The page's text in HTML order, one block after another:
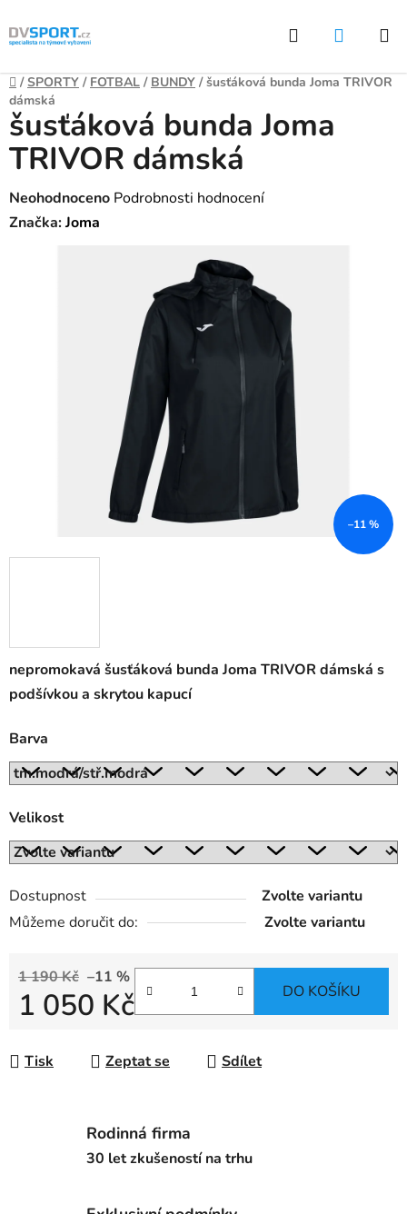
Přejít
na
Hledat
Domů
/ SPORTY / FOTBAL / BUNDY / šusťáková bunda Joma TRIVOR
dámská
nepromokavá šusťáková bunda Joma TRIVOR dámská s
podšívkou a skrytou kapucí
Barva
Velikost
Dostupnost
Zvolte variantu
Můžeme doručit do:
Zvolte variantu
1 190 Kč –11 %
1 050 Kč DO KOŠÍKU
Tisk Zeptat se Sdílet
šusťáková bunda Joma
TRIVOR dámská
Průměrné
hodnocení
Neohodnoceno Podrobnosti hodnocení
Značka:Joma
–11 %
Rodinná firma
30 let zkušeností na trhu